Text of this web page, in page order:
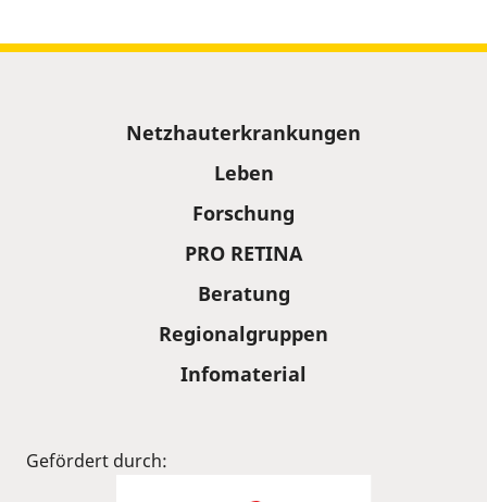
Netzhauterkrankungen
Leben
Forschung
PRO RETINA
Beratung
Regionalgruppen
Infomaterial
Gefördert durch: